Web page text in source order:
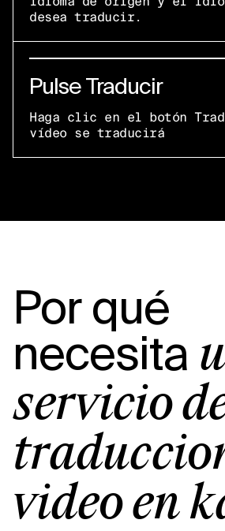
desea traducir.
Pulse Traducir
Haga clic en el botón
vídeo se traducirá
Por qué
necesita
servicio
vídeo en